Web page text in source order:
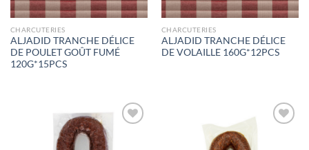
CHARCUTERIES
ALJADID TRANCHE DÉLICE
DE POULET GOÛT FUMÉ
120G*15PCS
CHARCUTERIES
ALJADID TRANCHE DÉLICE
DE VOLAILLE 160G*12PCS